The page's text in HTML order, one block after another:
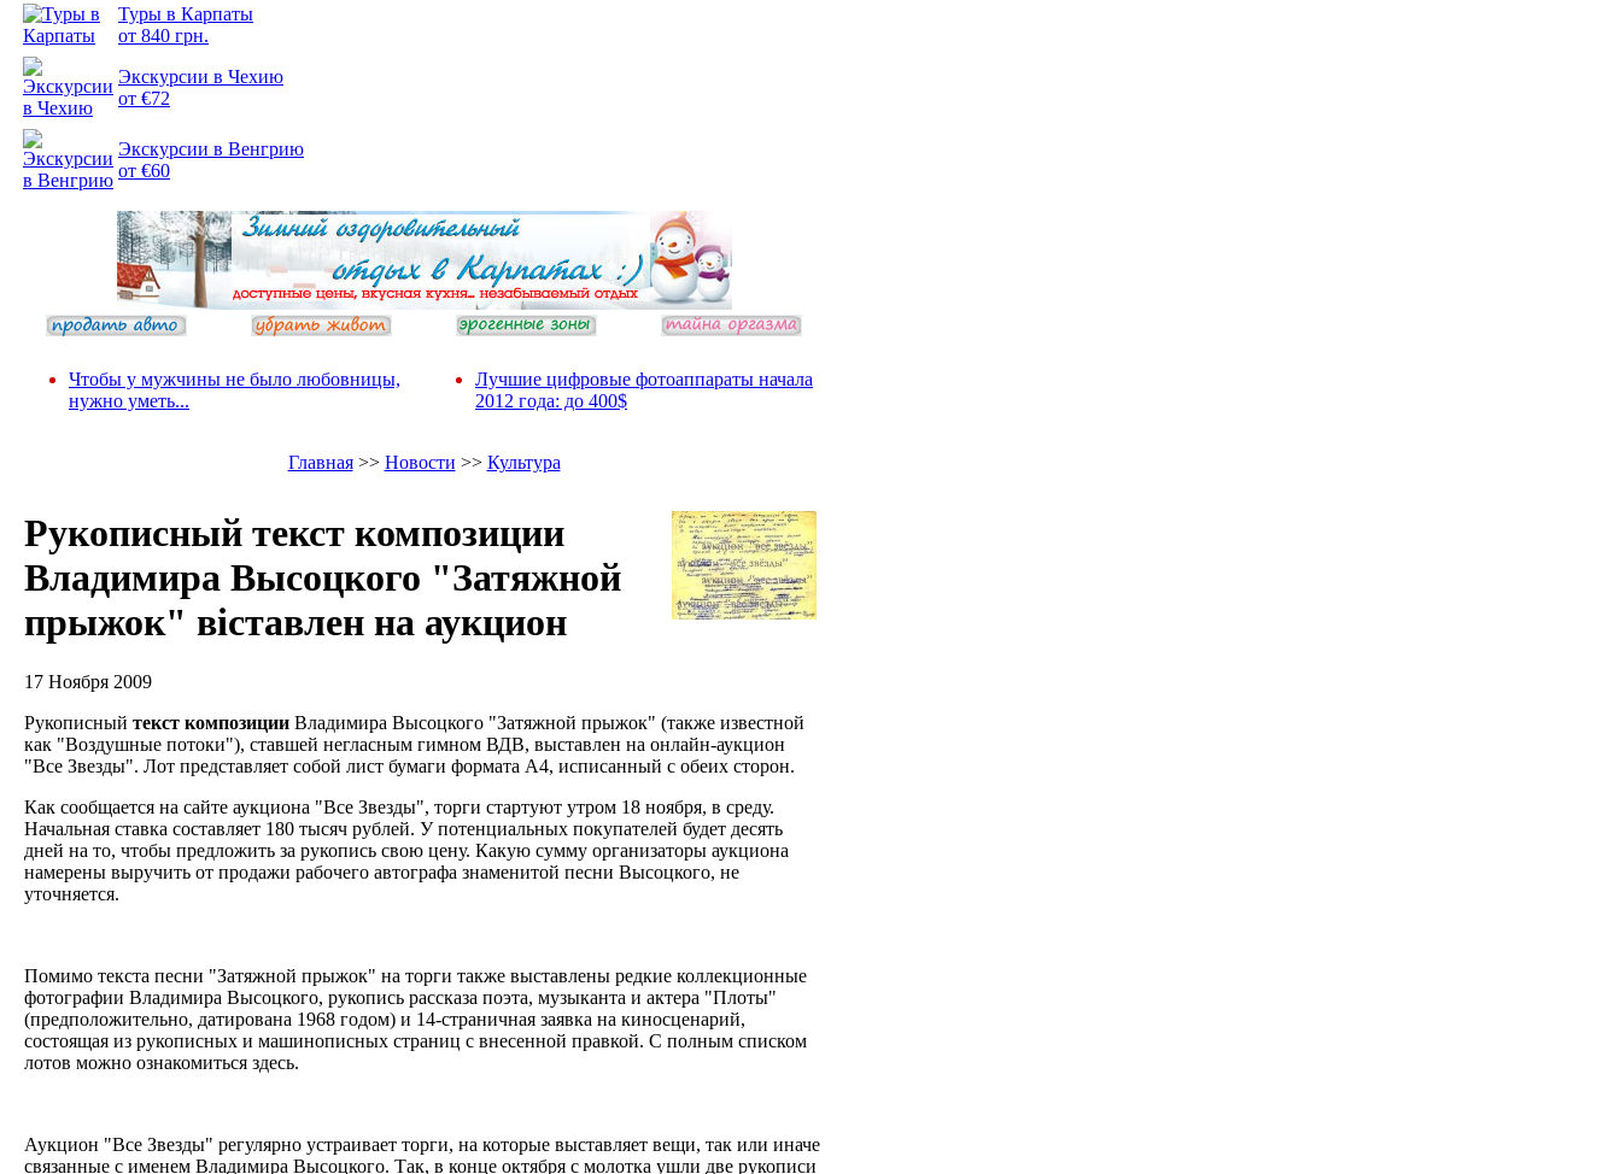
Туры в Карпаты
от 840 грн.
Экскурсии в Чехию
от €72
Экскурсии в Венгрию
от €60
Чтобы у мужчины не было любовницы,
нужно уметь...
Лучшие цифровые фотоаппараты начала
2012 года: до 400$
Главная>> Новости >> Культура
Рукописный текст композиции
Владимира Высоцкого "Затяжной
прыжок" віставлен на аукцион
17 Ноября 2009
Рукописный текст композиции Владимира Высоцкого "Затяжной прыжок" (также известной
как "Воздушные потоки"), ставшей негласным гимном ВДВ, выставлен на онлайн-аукцион
"Все Звезды". Лот представляет собой лист бумаги формата A4, исписанный с обеих сторон.
Как сообщается на сайте аукциона "Все Звезды", торги стартуют утром 18 ноября, в среду.
Начальная ставка составляет 180 тысяч рублей. У потенциальных покупателей будет десять
дней на то, чтобы предложить за рукопись свою цену. Какую сумму организаторы аукциона
намерены выручить от продажи рабочего автографа знаменитой песни Высоцкого, не
уточняется.
Помимо текста песни "Затяжной прыжок" на торги также выставлены редкие коллекционные
фотографии Владимира Высоцкого, рукопись рассказа поэта, музыканта и актера "Плоты"
(предположительно, датирована 1968 годом) и 14-страничная заявка на киносценарий,
состоящая из рукописных и машинописных страниц с внесенной правкой. С полным списком
лотов можно ознакомиться здесь.
Аукцион "Все Звезды" регулярно устраивает торги, на которые выставляет вещи, так или иначе
связанные с именем Владимира Высоцкого. Так, в конце октября с молотка ушли две рукописи